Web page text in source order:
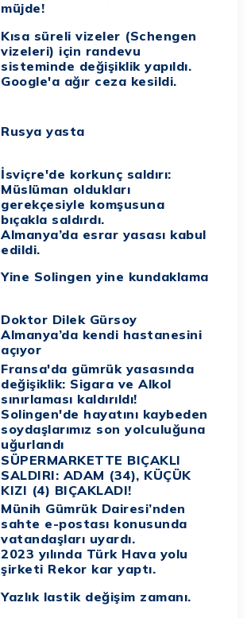
müjde!
Kısa süreli vizeler (Schengen
vizeleri) için randevu
sisteminde değişiklik yapıldı.
Google'a ağır ceza kesildi.
Rusya yasta
İsviçre'de korkunç saldırı:
Müslüman oldukları
gerekçesiyle komşusuna
bıçakla saldırdı.
Almanya’da esrar yasası kabul
edildi.
Yine Solingen yine kundaklama
Doktor Dilek Gürsoy
Almanya’da kendi hastanesini
açıyor
Fransa'da gümrük yasasında
değişiklik: Sigara ve Alkol
sınırlaması kaldırıldı!
Solingen'de hayatını kaybeden
soydaşlarımız son yolculuğuna
uğurlandı
SÜPERMARKETTE BIÇAKLI
SALDIRI: ADAM (34), KÜÇÜK
KIZI (4) BIÇAKLADI!
Münih Gümrük Dairesi’nden
sahte e-postası konusunda
vatandaşları uyardı.
2023 yılında Türk Hava yolu
şirketi Rekor kar yaptı.
Yazlık lastik değişim zamanı.